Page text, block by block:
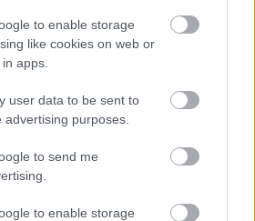
to enable storage
like cookies on web or
apps.
user data to be sent to
purposes.
to send me
to enable storage
a cikkben: "Az ingyenes utazás
kísérte, 60-ról 83-ra. Feladatuk
i lakosok ingyenes
helyi lakosok jegyeinek
az antiszociális viselkedés